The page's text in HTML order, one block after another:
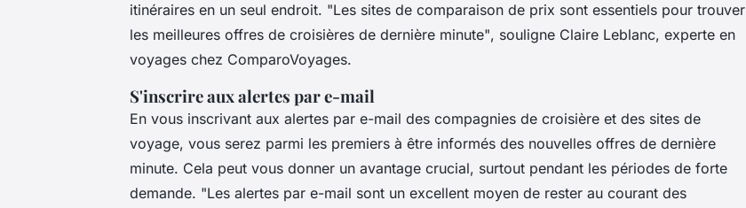
itinéraires en un seul endroit. "Les sites de comparaison de prix sont essentiels pour trouver
les meilleures offres de croisières de dernière minute", souligne Claire Leblanc, experte en
voyages chez ComparoVoyages.
S'inscrire aux alertes par e-mail
En vous inscrivant aux alertes par e-mail des compagnies de croisière et des sites de
voyage, vous serez parmi les premiers à être informés des nouvelles offres de dernière
minute. Cela peut vous donner un avantage crucial, surtout pendant les périodes de forte
demande. "Les alertes par e-mail sont un excellent moyen de rester au courant des